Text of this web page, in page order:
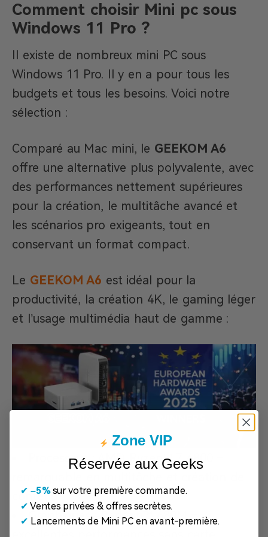
Comment choisir Mini pc sous
Windows 11 Pro ?
Il existe de nombreux mini PC sous
Windows 11 Pro. Il y en a pour tous les
budgets et tous les besoins. Voici notre
sélection :
Comparé au Mac mini, le GEEKOM A6
offre une alternative plus polyvalente, avec
des performances nettement supérieures
pour la création, le multitâche avancé et
les scénarios pro exigeants, tout en
conservant un format compact.
Le GEEKOM A6 est idéal pour la
productivité, la création 4K, le gaming léger
et l’usage multimédia haut de gamme :
Processeur : AMD Ryzen™ 7 6800 –
contenu.
Graphiques : Radeon™ 680M –
Zone VIP
Réservée aux Geeks
✔ ​–5%sur votre première commande.
✔ Ventes privées & offres secrètes.
✔ Lancements de Mini PC en avant-première.